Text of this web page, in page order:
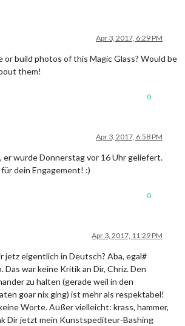
Apr 3, 2017, 6:29 PM
or build photos of this Magic Glass? Would be
them!
0
Apr 3, 2017, 6:58 PM
er wurde Donnerstag vor 16 Uhr geliefert.
dein Engagement! :)
0
Apr 3, 2017, 11:29 PM
jetz eigentlich in Deutsch? Aba, egal#
war keine Kritik an Dir, Chriz. Den
zu halten (gerade weil in den
goar nix ging) ist mehr als respektabel!
Worte. Außer vielleicht: krass, hammer,
Dir jetzt mein Kunstspediteur-Bashing